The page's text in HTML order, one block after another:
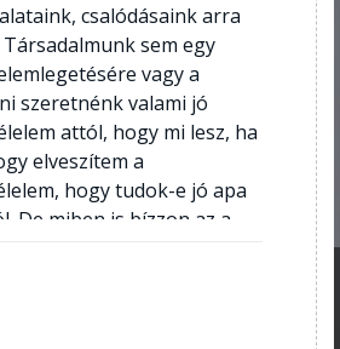
csalódásaink arra
sem egy
vagy a
szeretnénk valami jó
attól, hogy mi lesz, ha
elveszítem a
hogy tudok-e jó apa
De miben is bízzon az a
mert sose látott
elégedetten élni